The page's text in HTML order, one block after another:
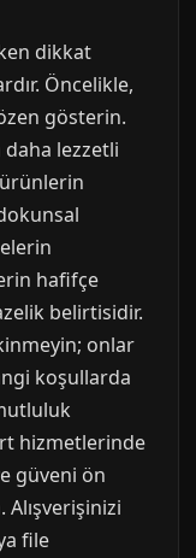
dikkat
Öncelikle,
gösterin.
lezzetli
hafifçe
belirtisidir.
onlar
koşullarda
hizmetlerinde
güveni ön
Alışverişinizi
file